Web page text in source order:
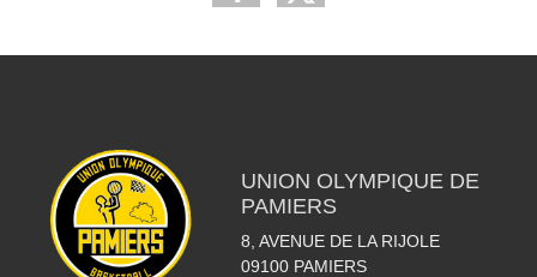
UNION OLYMPIQUE DE
PAMIERS
8, AVENUE DE LA RIJOLE
09100 PAMIERS